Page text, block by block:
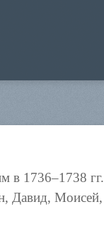
в 1736–1738 гг.
Давид, Моисей,